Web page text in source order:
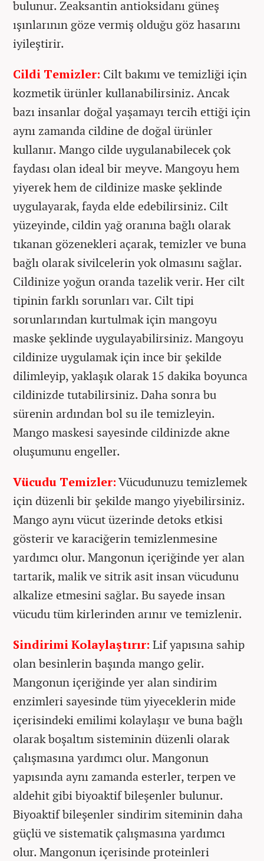
bulunur. Zeaksantin antioksidanı güneş
ışınlarının göze vermiş olduğu göz hasarını
iyileştirir.
Cildi Temizler: Cilt bakımı ve temizliği için
kozmetik ürünler kullanabilirsiniz. Ancak
bazı insanlar doğal yaşamayı tercih ettiği için
aynı zamanda cildine de doğal ürünler
kullanır. Mango cilde uygulanabilecek çok
faydası olan ideal bir meyve. Mangoyu hem
yiyerek hem de cildinize maske şeklinde
uygulayarak, fayda elde edebilirsiniz. Cilt
yüzeyinde, cildin yağ oranına bağlı olarak
tıkanan gözenekleri açarak, temizler ve buna
bağlı olarak sivilcelerin yok olmasını sağlar.
Cildinize yoğun oranda tazelik verir. Her cilt
tipinin farklı sorunları var. Cilt tipi
sorunlarından kurtulmak için mangoyu
maske şeklinde uygulayabilirsiniz. Mangoyu
cildinize uygulamak için ince bir şekilde
dilimleyip, yaklaşık olarak 15 dakika boyunca
cildinizde tutabilirsiniz. Daha sonra bu
sürenin ardından bol su ile temizleyin.
Mango maskesi sayesinde cildinizde akne
oluşumunu engeller.
Vücudu Temizler:Vücudunuzu temizlemek
için düzenli bir şekilde mango yiyebilirsiniz.
Mango aynı vücut üzerinde detoks etkisi
gösterir ve karaciğerin temizlenmesine
yardımcı olur. Mangonun içeriğinde yer alan
tartarik, malik ve sitrik asit insan vücudunu
alkalize etmesini sağlar. Bu sayede insan
vücudu tüm kirlerinden arınır ve temizlenir.
Sindirimi Kolaylaştırır: Lif yapısına sahip
olan besinlerin başında mango gelir.
Mangonun içeriğinde yer alan sindirim
enzimleri sayesinde tüm yiyeceklerin mide
içerisindeki emilimi kolaylaşır ve buna bağlı
olarak boşaltım sisteminin düzenli olarak
çalışmasına yardımcı olur. Mangonun
yapısında aynı zamanda esterler, terpen ve
aldehit gibi biyoaktif bileşenler bulunur.
Biyoaktif bileşenler sindirim siteminin daha
güçlü ve sistematik çalışmasına yardımcı
olur. Mangonun içerisinde proteinleri